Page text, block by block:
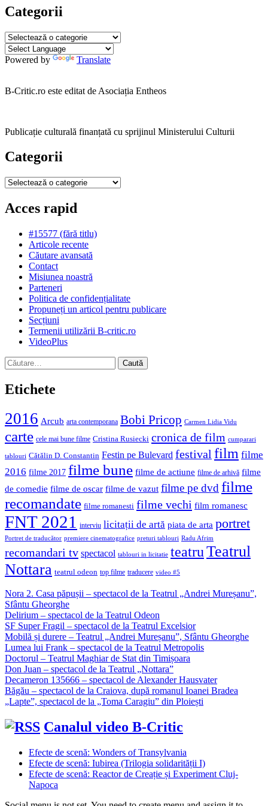
Categorii
Categorii
Powered by Translate
B-Critic.ro este editat de Asociația Entheos
Publicație culturală finanțată cu sprijinul Ministerului Culturii
Categorii
Categorii
Acces rapid
#15577 (fără titlu)
Articole recente
Căutare avansată
Contact
Misiunea noastră
Parteneri
Politica de confidențialitate
Propuneți un articol pentru publicare
Secțiuni
Termenii utilizării B-critic.ro
VideoPlus
Caută
după:
Etichete
2016 Arcub arta contemporana Bobi Pricop Carmen Lidia Vidu
carte cele mai bune filme Cristina Rusiecki cronica de film cumparari
tablouri Cătălin D. Constantin Festin pe Bulevard festival film filme
2016 filme 2017 filme bune filme de actiune filme de arhivă filme
de comedie filme de oscar filme de vazut filme pe dvd filme
recomandate filme romanesti filme vechi film romanesc
FNT 2021 interviu licitații de artă piata de arta portret
Portret de traducător premiere cinematografice preturi tablouri Radu Afrim
recomandari tv spectacol tablouri in licitatie teatruTeatrul
Nottara teatrul odeon top filme traducere video #5
Nora 2. Casa păpușii – spectacol de la Teatrul „Andrei Mureșanu”,
Sfântu Gheorghe
Delirium – spectacol de la Teatrul Odeon
SF Super Fragil – spectacol de la Teatrul Excelsior
Mobilă și durere – Teatrul „Andrei Mureșanu”, Sfântu Gheorghe
Lumea lui Frank – spectacol de la Teatrul Metropolis
Doctorul – Teatrul Maghiar de Stat din Timișoara
Don Juan – spectacol de la Teatrul „Nottara”
Decameron 135666 – spectacol de Alexander Hausvater
Băgău – spectacol de la Craiova, după romanul Ioanei Bradea
„Lapte”, spectacol de la „Toma Caragiu” din Ploiești
Canalul video B-Critic
Efecte de scenă: Wonders of Transylvania
Efecte de scenă: Iubirea (Trilogia solidarității I)
Efecte de scenă: Reactor de Creație și Experiment Cluj-
Napoca